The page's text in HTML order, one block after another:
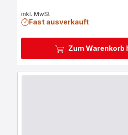
Zum Warenkorb
inkl. MwSt
Fast ausverkauft